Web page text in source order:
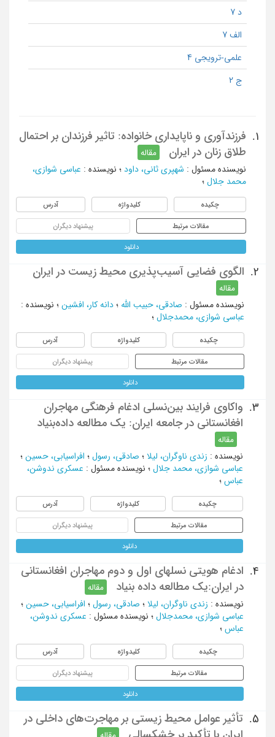
د 7
الف 7
علمی-ترویجی 4
ج 2
1.
فرزندآوری و ناپایداری خانواده: تاثیر فرزندان بر احتمال
طلاق زنان در ایران
مقاله
نویسنده مسئول : شهپری ثانی، داود ؛ نویسنده : عباسی شوازی،
محمد جلال ؛
چکیده کلیدواژه آدرس
مقالات مرتبط پیشنهاد دیگران
دانلود
2. الگوی فضایی آسیب‌پذیری محیط زیست در ایران
مقاله
نویسنده مسئول : صادقی، حبیب الله ؛ دانه کار، افشین ؛ نویسنده :
عباسی شوازی، محمدجلال ؛
چکیده کلیدواژه آدرس
مقالات مرتبط پیشنهاد دیگران
دانلود
3.
واکاوی فرایند بین‌نسلی ادغام فرهنگی مهاجران
افغانستانی در جامعه ایران: یک مطالعه داده‌بنیاد
مقاله
نویسنده : زندی ناوگران، لیلا ؛ صادقی، رسول ؛ افراسیابی، حسین ؛
عباسی شوازی، محمد جلال ؛ نویسنده مسئول : عسکری ندوشن،
عباس ؛
چکیده کلیدواژه آدرس
مقالات مرتبط پیشنهاد دیگران
دانلود
4.
ادغام هویتی نسلهای اول و دوم مهاجران افغانستانی
در ایران:یک مطالعه داده بنیاد
مقاله
نویسنده : زندی ناوگران، لیلا ؛ صادقی، رسول ؛ افراسیابی، حسین ؛
عباسی شوازی، محمدجلال ؛ نویسنده مسئول : عسکری ندوشن،
عباس ؛
چکیده کلیدواژه آدرس
مقالات مرتبط پیشنهاد دیگران
دانلود
5.
تأثیر عوامل محیط زیستی بر مهاجرت‌های داخلی در
ایران با تأکید بر خشکسالی
مقاله